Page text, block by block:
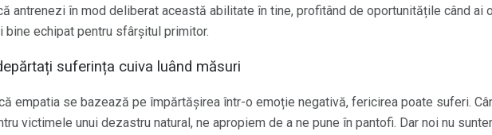
antrenezi în mod deliberat această abilitate în tine, profitând de oportunitățile când ai
bine echipat pentru sfârșitul primitor.
suferința cuiva luând măsuri
empatia se bazează pe împărtășirea într-o emoție negativă, fericirea poate suferi.
victimele unui dezastru natural, ne apropiem de a ne pune în pantofi. Dar noi nu